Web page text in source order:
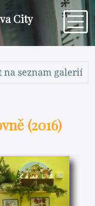
City
na seznam galerií
(2016)